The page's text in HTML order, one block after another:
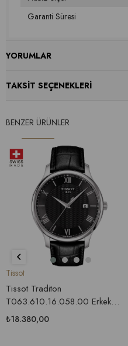
Garanti Süresi
YORUMLAR
TAKSIT SEÇENEKLERI
BENZER ÜRÜNLER
Tissot
Tissot Traditon
T063.610.16.058.00 Erkek
Saati
₺18.380,00